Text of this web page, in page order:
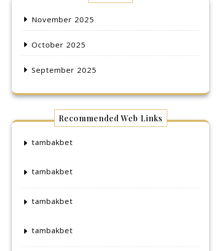
November 2025
October 2025
September 2025
Recommended Web Links
tambakbet
tambakbet
tambakbet
tambakbet